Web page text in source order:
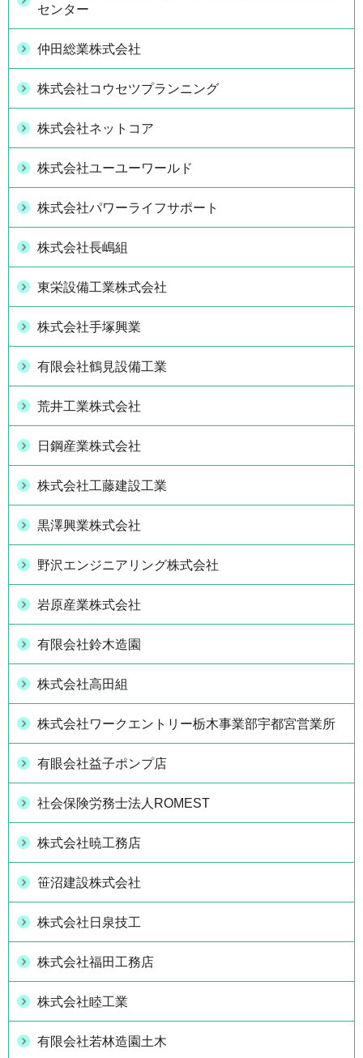
センター
仲田総業株式会社
株式会社コウセツプランニング
株式会社ネットコア
株式会社ユーユーワールド
株式会社パワーライフサポート
株式会社長嶋組
東栄設備工業株式会社
株式会社手塚興業
有限会社鶴見設備工業
荒井工業株式会社
日鋼産業株式会社
株式会社工藤建設工業
黒澤興業株式会社
野沢エンジニアリング株式会社
岩原産業株式会社
有限会社鈴木造園
株式会社高田組
株式会社ワークエントリー栃木事業部宇都宮営業所
有眼会社益子ポンプ店
社会保険労務士法人ROMEST
株式会社暁工務店
笹沼建設株式会社
株式会社日泉技工
株式会社福田工務店
株式会社睦工業
有限会社若林造園土木